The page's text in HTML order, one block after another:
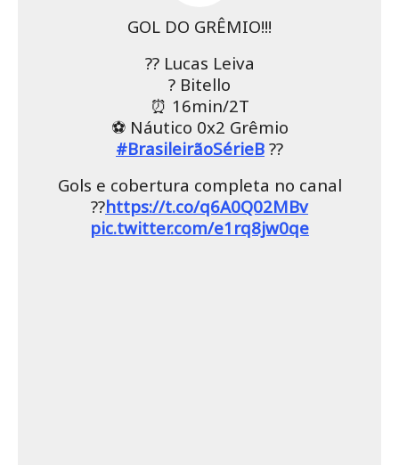
GOL DO GRÊMIO!!!
?? Lucas Leiva
? Bitello
⏰ 16min/2T
⚽ Náutico 0x2 Grêmio
#BrasileirãoSérieB ??
Gols e cobertura completa no canal
??https://t.co/q6A0Q02MBv
pic.twitter.com/e1rq8jw0qe